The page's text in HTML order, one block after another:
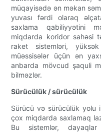
müqayisədə ən məkan
yuvası fərdi olaraq
saxlama qabiliyyətini
miqdarda koridor sahəsi
raket sistemləri,
müəssisələr üçün ən
anbarda mövcud şaquli
bilməzlər.
Sürücülük / sürücülük
Sürücü və sürücülük yolu
çox miqdarda saxlamaq
Bu sistemlər, dayaqlar